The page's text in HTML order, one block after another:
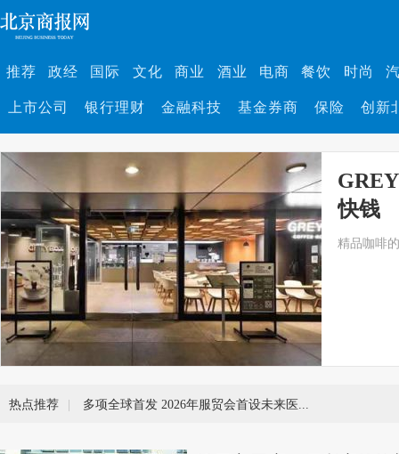
推荐 政经 国际 文化 商业 酒业 电商 餐饮 时尚
上市公司 银行理财 金融科技 基金券商 保险 创新
快钱
精品咖啡
热点推荐 |